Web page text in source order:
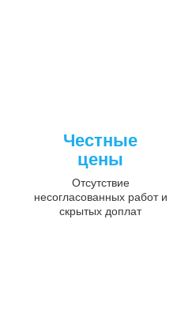
Честные
цены
Отсутствие
несогласованных работ и
скрытых доплат